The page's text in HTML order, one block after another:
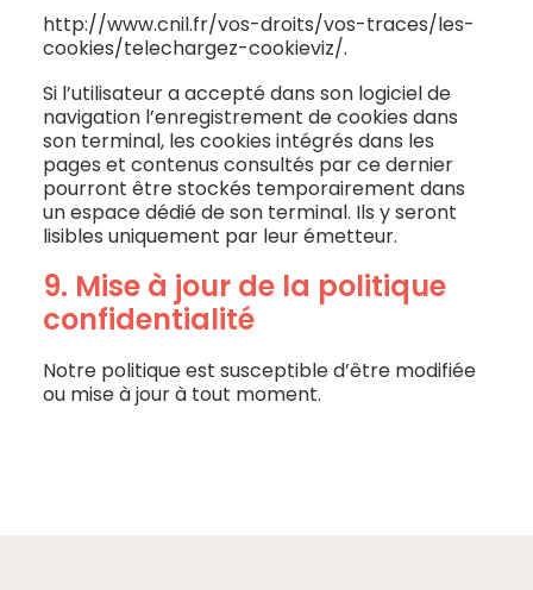
http://www.cnil.fr/vos-droits/vos-traces/les-
cookies/telechargez-cookieviz/.
Si l’utilisateur a accepté dans son logiciel de
navigation l’enregistrement de cookies dans
son terminal, les cookies intégrés dans les
pages et contenus consultés par ce dernier
pourront être stockés temporairement dans
un espace dédié de son terminal. Ils y seront
lisibles uniquement par leur émetteur.
9. Mise à jour de la politique
confidentialité
Notre politique est susceptible d’être modifiée
ou mise à jour à tout moment.